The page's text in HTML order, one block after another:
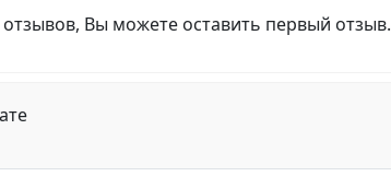
Вы можете оставить первый отзыв.